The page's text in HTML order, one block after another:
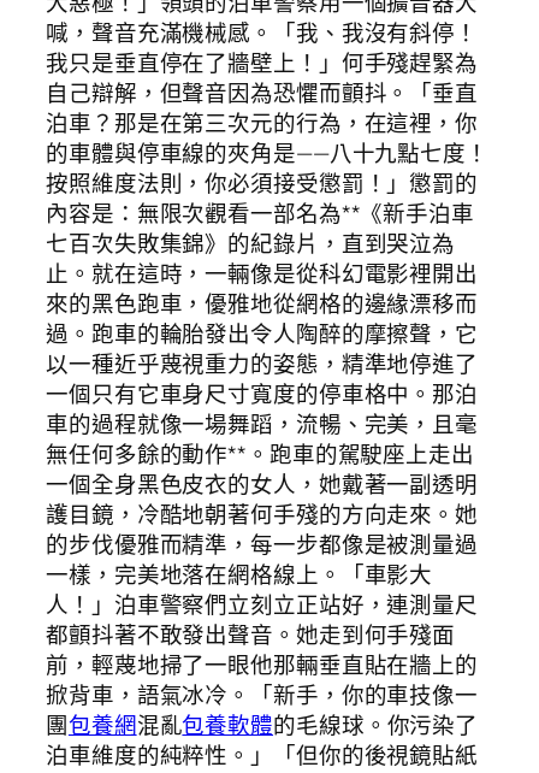
喊，聲音充滿機械感。「我、我沒有斜停！
我只是垂直停在了牆壁上！」何手殘趕緊為
自己辯解，但聲音因為恐懼而顫抖。「垂直
泊車？那是在第三次元的行為，在這裡，你
的車體與停車線的夾角是——八十九點七度！
按照維度法則，你必須接受懲罰！」懲罰的
內容是：無限次觀看一部名為**《新手泊車
七百次失敗集錦》的紀錄片，直到哭泣為
止。就在這時，一輛像是從科幻電影裡開出
來的黑色跑車，優雅地從網格的邊緣漂移而
過。跑車的輪胎發出令人陶醉的摩擦聲，它
以一種近乎蔑視重力的姿態，精準地停進了
一個只有它車身尺寸寬度的停車格中。那泊
車的過程就像一場舞蹈，流暢、完美，且毫
無任何多餘的動作**。跑車的駕駛座上走出
一個全身黑色皮衣的女人，她戴著一副透明
護目鏡，冷酷地朝著何手殘的方向走來。她
的步伐優雅而精準，每一步都像是被測量過
一樣，完美地落在網格線上。「車影大
人！」泊車警察們立刻立正站好，連測量尺
都顫抖著不敢發出聲音。她走到何手殘面
前，輕蔑地掃了一眼他那輛垂直貼在牆上的
掀背車，語氣冰冷。「新手，你的車技像一
團包養網混亂包養軟體的毛線球。你污染了
泊車維度的純粹性。」「但你的後視鏡貼紙